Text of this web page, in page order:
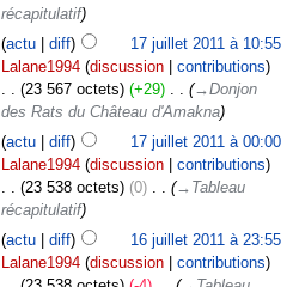
récapitulatif
actu
diff
17 juillet 2011 à 10:55
Lalane1994 discussion
contributions
23 567 octets
+29
→‎Donjon
des Rats du Château d'Amakna
actu
diff
17 juillet 2011 à 00:00
Lalane1994 discussion
contributions
23 538 octets
0
→‎Tableau
récapitulatif
actu
diff
16 juillet 2011 à 23:55
Lalane1994 discussion
contributions